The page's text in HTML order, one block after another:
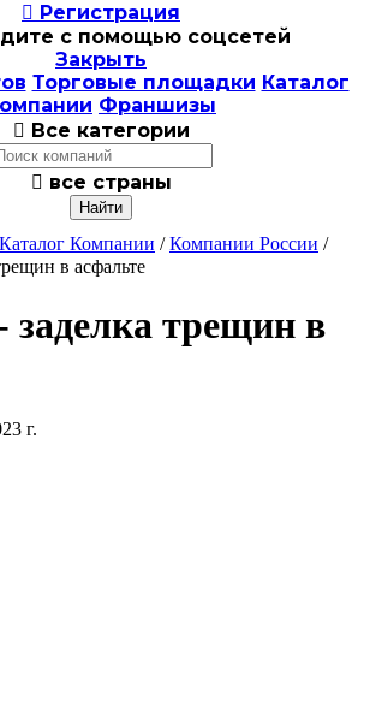
 Регистрация
с помощью соцсетей
Закрыть
Торговые площадки Каталог
Франшизы
 Все категории
 все страны
Каталог Компании /Компании России /
в асфальте
трещин в
г.